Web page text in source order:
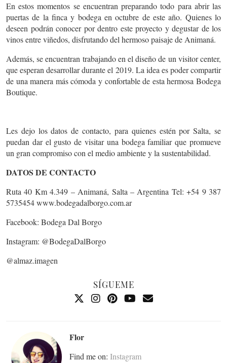
En estos momentos se encuentran preparando todo para abrir las
puertas de la finca y bodega en octubre de este año. Quienes lo
deseen podrán conocer por dentro este proyecto y degustar de los
vinos entre viñedos, disfrutando del hermoso paisaje de Animaná.
Además, se encuentran trabajando en el diseño de un visitor center,
que esperan desarrollar durante el 2019. La idea es poder compartir
de una manera más cómoda y confortable de esta hermosa Bodega
Boutique.
Les dejo los datos de contacto, para quienes estén por Salta, se
puedan dar el gusto de visitar una bodega familiar que promueve
un gran compromiso con el medio ambiente y la sustentabilidad.
DATOS DE CONTACTO
Ruta 40 Km 4.349 – Animaná, Salta – Argentina Tel: +54 9 387
5735454 www.bodegadalborgo.com.ar
Facebook: Bodega Dal Borgo
Instagram: @BodegaDalBorgo
@almaz.imagen
SÍGUEME
Flor
Find me on: Instagram